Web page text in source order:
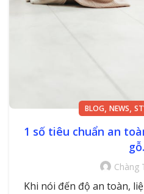
BLOG, NEWS,
1 số tiêu chuẩn an
gỗ.
Chàng
Khi nói đến độ an toàn,